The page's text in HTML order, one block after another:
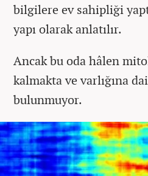
bilgilere ev sahipliği
yapı olarak anlatılır.
Ancak bu oda hâlen
kalmakta ve varlığına
bulunmuyor.